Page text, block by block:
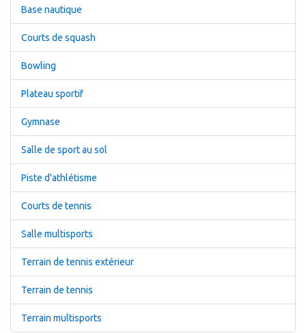
Base nautique
Courts de squash
Bowling
Plateau sportif
Gymnase
Salle de sport au sol
Piste d'athlétisme
Courts de tennis
Salle multisports
Terrain de tennis extérieur
Terrain de tennis
Terrain multisports